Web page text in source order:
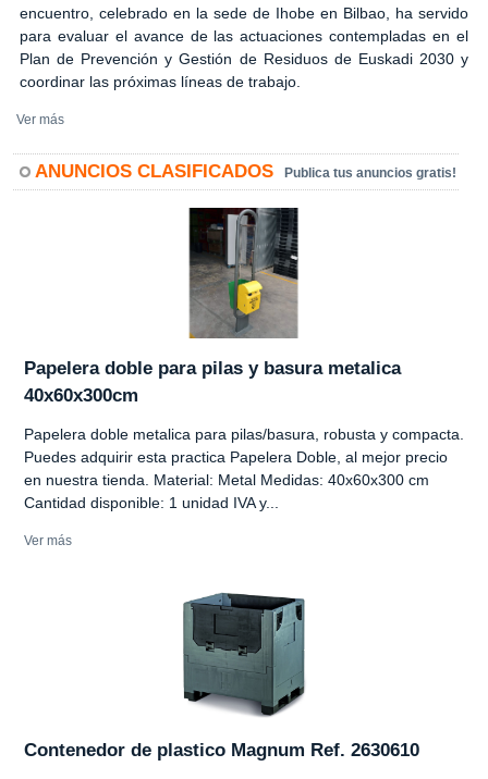
encuentro, celebrado en la sede de Ihobe en Bilbao, ha servido
para evaluar el avance de las actuaciones contempladas en el
Plan de Prevención y Gestión de Residuos de Euskadi 2030 y
coordinar las próximas líneas de trabajo.
Ver más
ANUNCIOS CLASIFICADOS Publica tus anuncios gratis!
Papelera doble para pilas y basura metalica
40x60x300cm
Papelera doble metalica para pilas/basura, robusta y compacta.
Puedes adquirir esta practica Papelera Doble, al mejor precio
en nuestra tienda. Material: Metal Medidas: 40x60x300 cm
Cantidad disponible: 1 unidad IVA y...
Ver más
Contenedor de plastico Magnum Ref. 2630610